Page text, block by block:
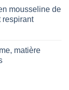
mousseline de
respirant
matière